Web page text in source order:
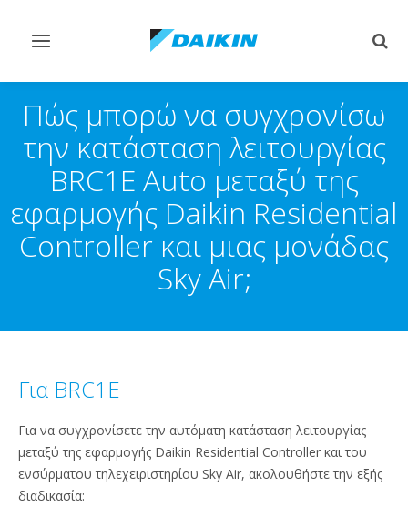
Εναλλαγή
πλοήγηση
Πώς μπορώ να συγχρονίσω
την κατάσταση λειτουργίας
BRC1E Auto μεταξύ της
εφαρμογής Daikin Residential
Controller και μιας μονάδας
Sky Air;
Για BRC1E
Για να συγχρονίσετε την αυτόματη κατάσταση λειτουργίας
μεταξύ της εφαρμογής Daikin Residential Controller και του
ενσύρματου τηλεχειριστηρίου Sky Air, ακολουθήστε την εξής
διαδικασία: